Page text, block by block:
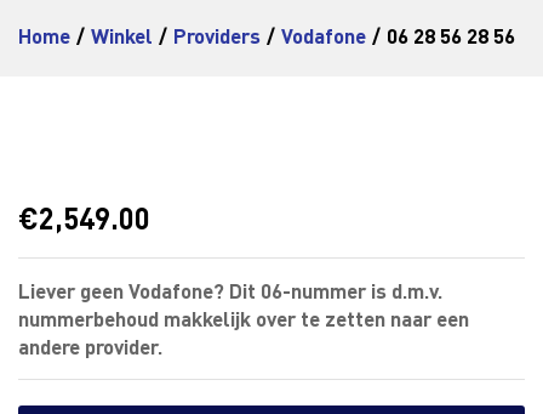
Home / Winkel / Providers / Vodafone / 06 28 56 28 56
€2,549.00
Liever geen Vodafone? Dit 06-nummer is d.m.v.
nummerbehoud makkelijk over te zetten naar een
andere provider.